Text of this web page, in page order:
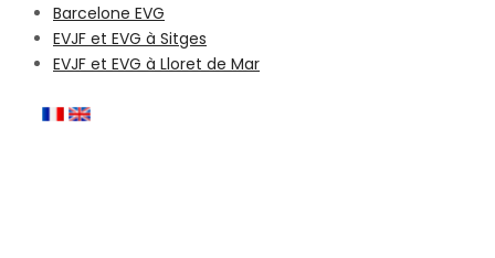
Barcelone EVG
EVJF et EVG à Sitges
EVJF et EVG à Lloret de Mar